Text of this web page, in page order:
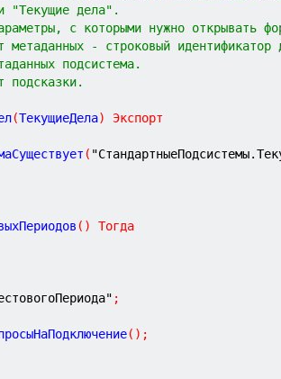
дела".
с которыми нужно открывать
- строковый идентификатор
подсистема.
(ТекущиеДела) Экспорт
(
( )
Тогда
;
( ) ;